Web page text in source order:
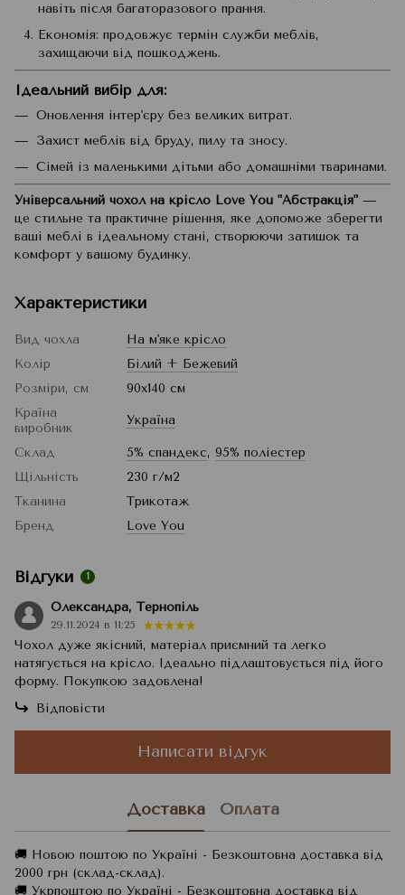
навіть після багаторазового прання.
Економія: продовжує термін служби меблів,
захищаючи від пошкоджень.
Ідеальний вибір для:
Оновлення інтер'єру без великих витрат.
Захист меблів від бруду, пилу та зносу.
Сімей із маленькими дітьми або домашніми тваринами.
Універсальний чохол на крісло Love You "Абстракція" —
це стильне та практичне рішення, яке допоможе зберегти
ваші меблі в ідеальному стані, створюючи затишок та
комфорт у вашому будинку.
Характеристики
Вид чохла
На м'яке крісло
Колір
Білий + Бежевий
Розміри, см
90x140 см
Країна
виробник
Україна
Склад 5% спандекс, 95% поліестер
Щільність
230 г/м2
Тканина
Трикотаж
Бренд
Love You
Відгуки 1
Олександра, Тернопіль
29.11.2024 в 11:25
Чохол дуже якісний, матеріал приємний та легко
натягується на крісло. Ідеально підлаштовується під його
форму. Покупкою задовлена!
Відповісти
Написати відгук
Доставка Оплата
🚚 Новою поштою по Україні - Безкоштовна доставка від
2000 грн (склад-склад).
🚚 Укрпоштою по Україні - Безкоштовна доставка від